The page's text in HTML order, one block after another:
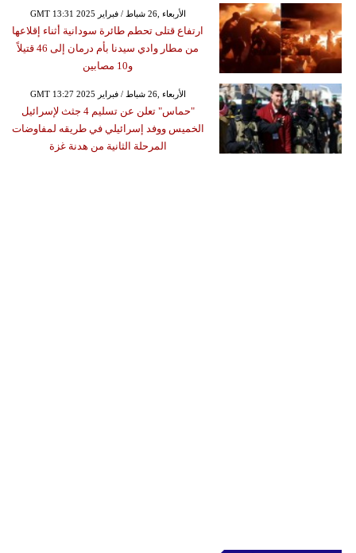
GMT 13:31 2025 الأربعاء ,26 شباط / فبراير
ارتفاع قتلى تحطم طائرة سودانية أثناء إقلاعها
من مطار وادي سيدنا بأم درمان إلى 46 قتيلاً
و10 مصابين
GMT 13:27 2025 الأربعاء ,26 شباط / فبراير
"حماس" تعلن عن تسليم 4 جثث لإسرائيل
الخميس ووفد إسرائيلي في طريقه لمفاوضات
المرحلة الثانية من هدنة غزة